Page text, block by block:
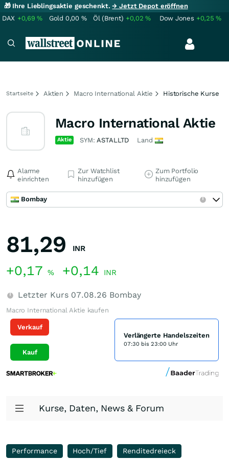
🎁 Ihre Lieblingsaktie geschenkt.→ Jetzt Depot eröffnen
DAX +0,69% Gold 0,00 % Öl (Brent) +0,02% Dow Jones +0,25%
Startseite Aktien Macro International Aktie Historische Kurse
Macro International Aktie
Aktie SYM:ASTALLTD Land
Alarme
einrichten
Zur Watchlist
hinzufügen
Zum Portfolio
hinzufügen
Bombay
81,29 INR
+0,17 % +0,14 INR
Letzter Kurs 07.08.26 Bombay
Macro International Aktie kaufen
Verkauf
Kauf
Verlängerte Handelszeiten
07:30 bis 23:00 Uhr
Kurse, Daten, News & Forum
Performance Hoch/Tief
Renditedreieck